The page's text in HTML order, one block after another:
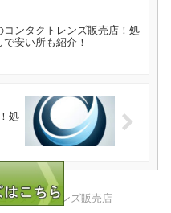
コンタクトレンズ販売店！処
で安い所も紹介！
処
ンタクトレンズ販売店